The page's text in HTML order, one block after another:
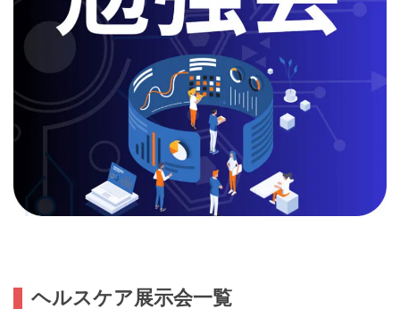
ヘルスケア展示会一覧